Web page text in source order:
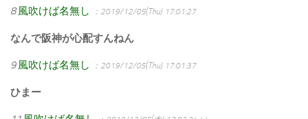
8 風吹けば名無し ：2019/12/05(Thu) 17:01:27
なんで阪神が心配すんねん
9 風吹けば名無し ：2019/12/05(Thu) 17:01:37
ひまー